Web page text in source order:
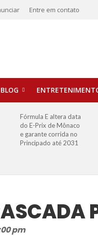
Entre em contato
BLOG
Fórmula E altera data
do E-Prix de Mônaco
e garante corrida no
Principado até 2031
pm